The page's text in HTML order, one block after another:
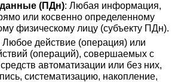
(ПДн): Любая информация,
или косвенно определенному
физическому лицу (субъекту ПДн).
Любое действие (операция) или
(операций), совершаемых с
автоматизации или без них,
систематизацию, накопление,